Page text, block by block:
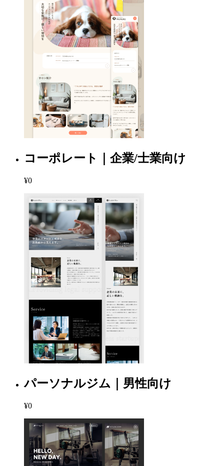
コーポレート｜企業/士業向け
¥0
パーソナルジム｜男性向け
¥0